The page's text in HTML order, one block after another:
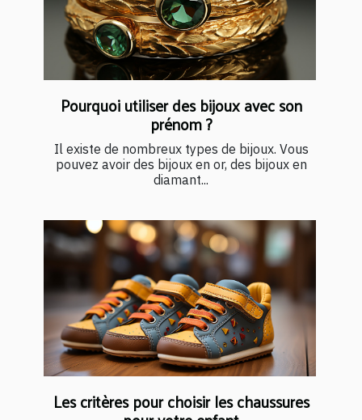
Pourquoi utiliser des bijoux avec son
prénom ?
Il existe de nombreux types de bijoux. Vous
pouvez avoir des bijoux en or, des bijoux en
diamant...
Les critères pour choisir les chaussures